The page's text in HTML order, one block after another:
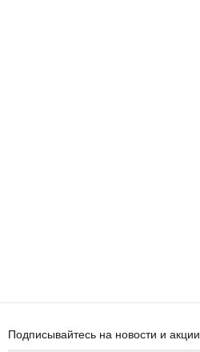
Подписывайтесь на новости и акции